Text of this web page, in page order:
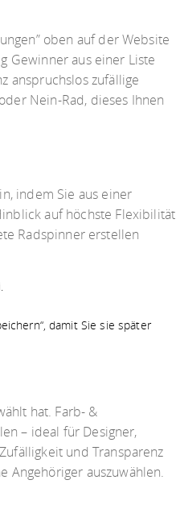
oben auf der Website
Gewinner aus einer Liste
anspruchslos zufällige
Nein-Rad, dieses Ihnen
indem Sie aus einer
auf höchste Flexibilität
Radspinner erstellen
damit Sie sie später
hat. Farb- &
– ideal für Designer,
und Transparenz
Angehöriger auszuwählen.